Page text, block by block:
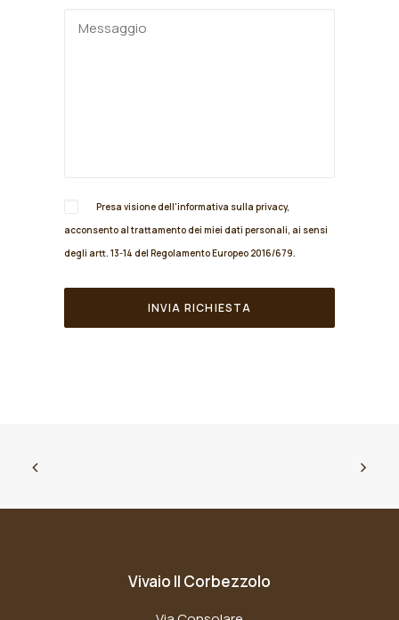
Presa visione dell'informativa sulla privacy,
acconsento al trattamento dei miei dati personali, ai sensi
degli artt. 13-14 del Regolamento Europeo 2016/679.
Vivaio Il Corbezzolo